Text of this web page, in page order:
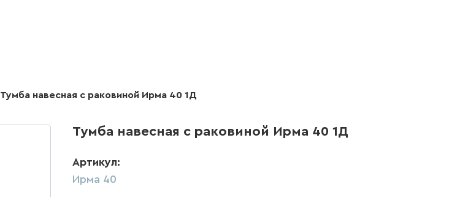
Тумба навесная с раковиной Ирма 40 1Д
Тумба навесная с раковиной Ирма 40 1Д
Артикул:
Ирма 40